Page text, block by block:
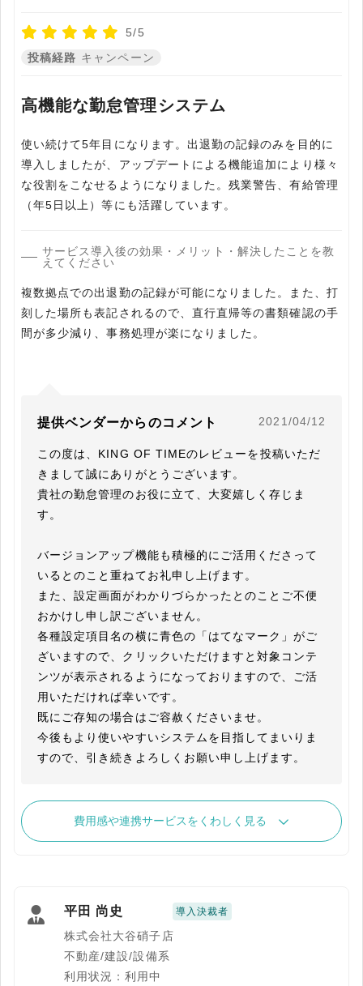
5/5
投稿経路 キャンペーン
高機能な勤怠管理システム
使い続けて5年目になります。出退勤の記録のみを目的に
導入しましたが、アップデートによる機能追加により様々
な役割をこなせるようになりました。残業警告、有給管理
（年5日以上）等にも活躍しています。
サービス導入後の効果・メリット・解決したことを教
えてください
複数拠点での出退勤の記録が可能になりました。また、打
刻した場所も表記されるので、直行直帰等の書類確認の手
間が多少減り、事務処理が楽になりました。
提供ベンダーからのコメント 2021/04/12
この度は、KING OF TIMEのレビューを投稿いただ
きまして誠にありがとうございます。
貴社の勤怠管理のお役に立て、大変嬉しく存じま
す。
バージョンアップ機能も積極的にご活用くださって
いるとのこと重ねてお礼申し上げます。
また、設定画面がわかりづらかったとのことご不便
おかけし申し訳ございません。
各種設定項目名の横に青色の「はてなマーク」がご
ざいますので、クリックいただけますと対象コンテ
ンツが表示されるようになっておりますので、ご活
用いただければ幸いです。
既にご存知の場合はご容赦くださいませ。
今後もより使いやすいシステムを目指してまいりま
すので、引き続きよろしくお願い申し上げます。
費用感や連携サービスをくわしく見る
平田 尚史 導入決裁者
株式会社大谷硝子店
不動産/建設/設備系
利用状況：利用中